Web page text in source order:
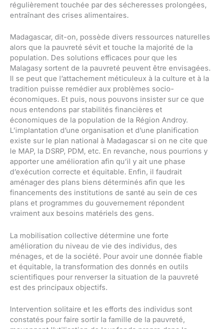
régulièrement touchée par des sécheresses prolongées,
entraînant des crises alimentaires.
Madagascar, dit-on, possède divers ressources naturelles
alors que la pauvreté sévit et touche la majorité de la
population. Des solutions efficaces pour que les
Malagasy sortent de la pauvreté peuvent être envisagées.
Il se peut que l’attachement méticuleux à la culture et à la
tradition puisse remédier aux problèmes socio-
économiques. Et puis, nous pouvons insister sur ce que
nous entendons par stabilités financières et
économiques de la population de la Région Androy.
L’implantation d’une organisation et d’une planification
existe sur le plan national à Madagascar si on ne cite que
le MAP, la DSRP, PDM, etc. En revanche, nous pourrions y
apporter une amélioration afin qu’il y ait une phase
d’exécution correcte et équitable. Enfin, il faudrait
aménager des plans biens déterminés afin que les
financements des institutions de santé au sein de ces
plans et programmes du gouvernement répondent
vraiment aux besoins matériels des gens.
La mobilisation collective détermine une forte
amélioration du niveau de vie des individus, des
ménages, et de la société. Pour avoir une donnée fiable
et équitable, la transformation des donnés en outils
scientifiques pour renverser la situation de la pauvreté
est des principaux objectifs.
Intervention solitaire et les efforts des individus sont
constatés pour faire sortir la famille de la pauvreté,